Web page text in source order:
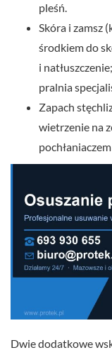
pleśń.
Skóra i zamsz
środkiem do
i
pralnia
Zapach
wietrzenie na
Dwie dodatkowe